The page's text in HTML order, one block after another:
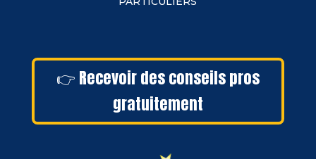
👉 Recevoir des conseils pros
gratuitement